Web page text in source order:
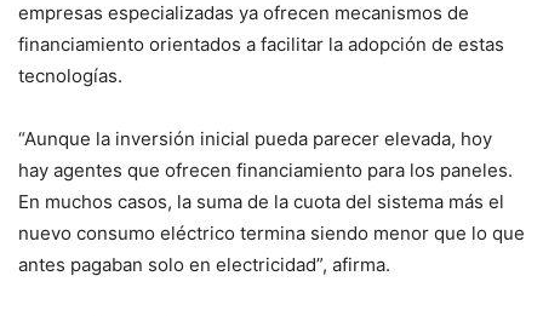
empresas especializadas ya ofrecen mecanismos de
financiamiento orientados a facilitar la adopción de estas
tecnologías.
“Aunque la inversión inicial pueda parecer elevada, hoy
hay agentes que ofrecen financiamiento para los paneles.
En muchos casos, la suma de la cuota del sistema más el
nuevo consumo eléctrico termina siendo menor que lo que
antes pagaban solo en electricidad”, afirma.